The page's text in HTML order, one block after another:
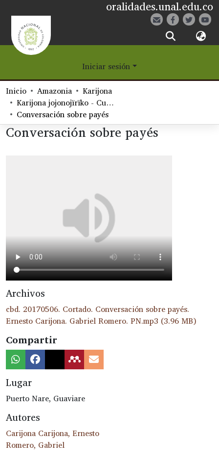
oralidades.unal.edu.co
¿Qué es Eetane?
Comunidades
Navegar
Estadísticas
Iniciar sesión
Inicio
Amazonia
Karijona
Karijona jojonojïrïko - Cuentos carijona
Conversación sobre payés
Conversación sobre payés
Archivos
cbd. 20170506. Cortado. Conversación sobre payés.
Ernesto Carijona. Gabriel Romero. PN.mp3 (3.96 MB)
Compartir
Lugar
Puerto Nare, Guaviare
Autores
Carijona Carijona, Ernesto
Romero, Gabriel